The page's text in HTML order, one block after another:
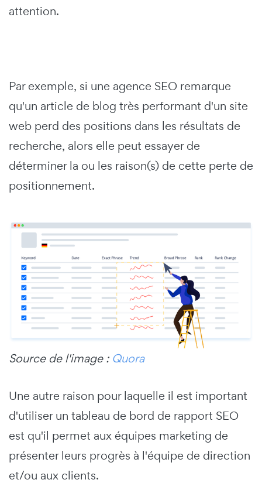
attention.
Par exemple, si une agence SEO remarque
qu'un article de blog très performant d'un site
web perd des positions dans les résultats de
recherche, alors elle peut essayer de
déterminer la ou les raison(s) de cette perte de
positionnement.
Source de l'image : Quora
Une autre raison pour laquelle il est important
d'utiliser un tableau de bord de rapport SEO
est qu'il permet aux équipes marketing de
présenter leurs progrès à l'équipe de direction
et/ou aux clients.